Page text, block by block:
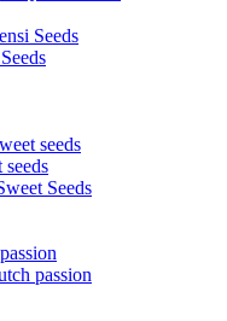
Seeds
seeds
Seeds
passion